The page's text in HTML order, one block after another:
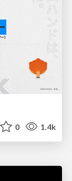
0 1.4k